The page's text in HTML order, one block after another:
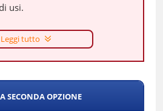
usi.
Leggi tutto
SECONDA OPZIONE